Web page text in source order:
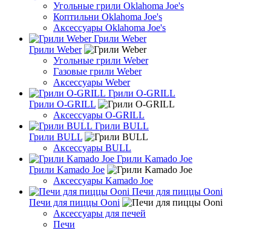
Угольные грили Oklahoma Joe's
Коптильни Oklahoma Joe's
Аксессуары Oklahoma Joe's
Грили Weber
Грили Weber
Угольные грили Weber
Газовые грили Weber
Аксессуары Weber
Грили O-GRILL
Грили O-GRILL
Аксессуары O-GRILL
Грили BULL
Грили BULL
Аксессуары BULL
Грили Kamado Joe
Грили Kamado Joe
Аксессуары Kamado Joe
Печи для пиццы Ooni
Печи для пиццы Ooni
Аксессуары для печей
Печи